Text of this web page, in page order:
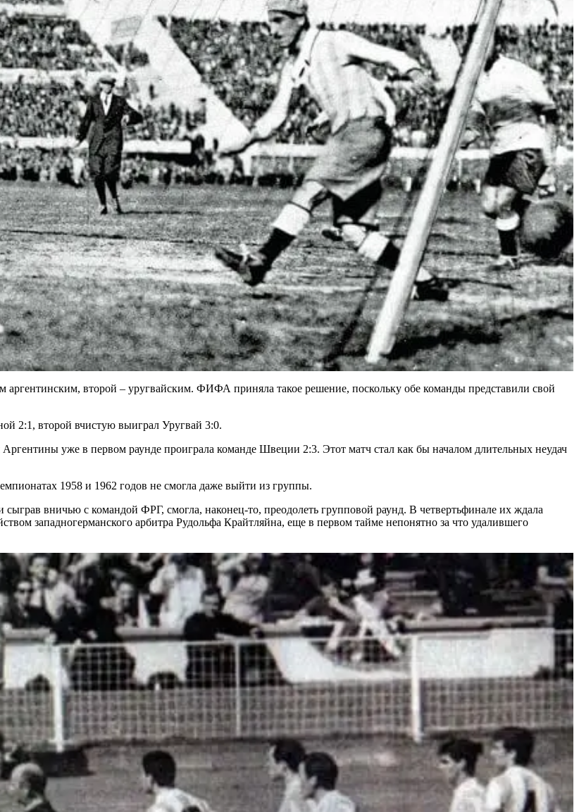
второй – уругвайским. ФИФА приняла такое решение, поскольку обе команды представили свой
2:1, второй вчистую выиграл Уругвай 3:0.
уже в первом раунде проиграла команде Швеции 2:3. Этот матч стал как бы началом длительных неудач
1958 и 1962 годов не смогла даже выйти из группы.
вничью с командой ФРГ, смогла, наконец-то, преодолеть групповой раунд. В четвертьфинале их ждала
западногерманского арбитра Рудольфа Крайтляйна, еще в первом тайме непонятно за что удалившего